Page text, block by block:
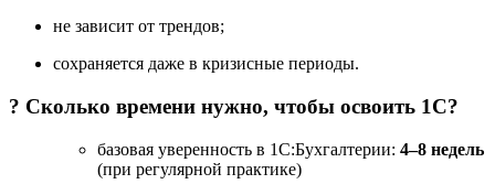
не зависит от трендов;
сохраняется даже в кризисные периоды.
? Сколько времени нужно, чтобы освоить 1С?
базовая уверенность в 1С:Бухгалтерии: 4–8 недель
(при регулярной практике)